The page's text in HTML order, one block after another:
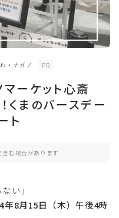
・ナガノ PR
マーケット心斎
くまのバースデー
ト
む場合があります
い」
年8月15日（木）午後4時